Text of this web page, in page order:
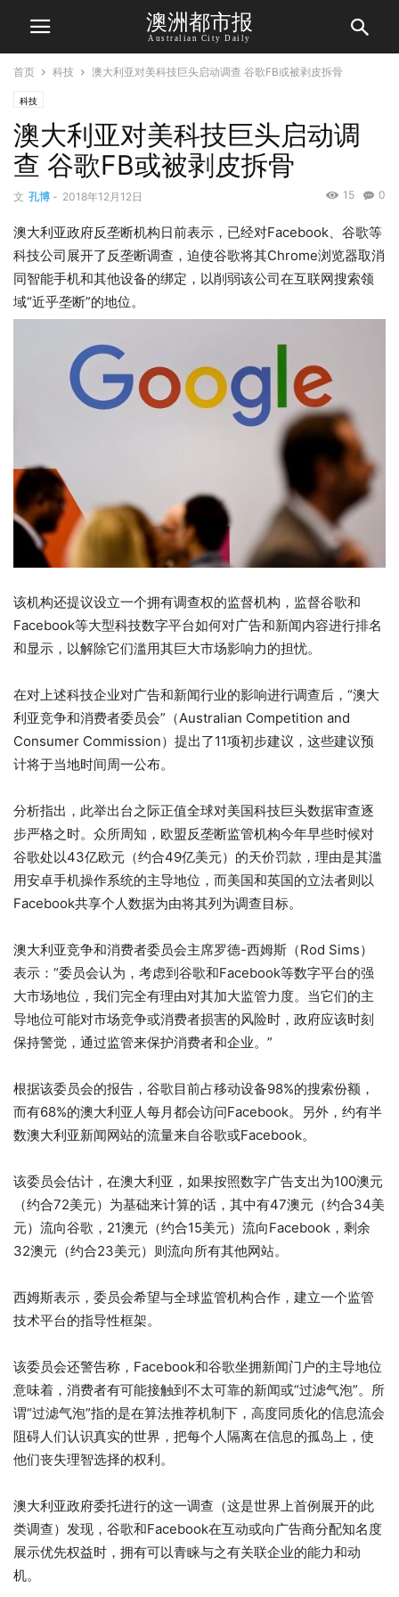
澳洲都市报
Australian City Daily
首页 科技 澳大利亚对美科技巨头启动调查 谷歌FB或被剥皮拆骨
科技
澳大利亚对美科技巨头启动调
查 谷歌FB或被剥皮拆骨
文 孔博 - 2018年12月12日 0
15
澳大利亚政府反垄断机构日前表示，已经对Facebook、谷歌等
科技公司展开了反垄断调查，迫使谷歌将其Chrome浏览器取消
同智能手机和其他设备的绑定，以削弱该公司在互联网搜索领
域“近乎垄断”的地位。
该机构还提议设立一个拥有调查权的监督机构，监督谷歌和
Facebook等大型科技数字平台如何对广告和新闻内容进行排名
和显示，以解除它们滥用其巨大市场影响力的担忧。
在对上述科技企业对广告和新闻行业的影响进行调查后，“澳大
利亚竞争和消费者委员会”（Australian Competition and
Consumer Commission）提出了11项初步建议，这些建议预
计将于当地时间周一公布。
分析指出，此举出台之际正值全球对美国科技巨头数据审查逐
步严格之时。众所周知，欧盟反垄断监管机构今年早些时候对
谷歌处以43亿欧元（约合49亿美元）的天价罚款，理由是其滥
用安卓手机操作系统的主导地位，而美国和英国的立法者则以
Facebook共享个人数据为由将其列为调查目标。
澳大利亚竞争和消费者委员会主席罗德-西姆斯（Rod Sims）
表示：“委员会认为，考虑到谷歌和Facebook等数字平台的强
大市场地位，我们完全有理由对其加大监管力度。当它们的主
导地位可能对市场竞争或消费者损害的风险时，政府应该时刻
保持警觉，通过监管来保护消费者和企业。”
根据该委员会的报告，谷歌目前占移动设备98%的搜索份额，
而有68%的澳大利亚人每月都会访问Facebook。另外，约有半
数澳大利亚新闻网站的流量来自谷歌或Facebook。
该委员会估计，在澳大利亚，如果按照数字广告支出为100澳元
（约合72美元）为基础来计算的话，其中有47澳元（约合34美
元）流向谷歌，21澳元（约合15美元）流向Facebook，剩余
32澳元（约合23美元）则流向所有其他网站。
西姆斯表示，委员会希望与全球监管机构合作，建立一个监管
技术平台的指导性框架。
该委员会还警告称，Facebook和谷歌坐拥新闻门户的主导地位
意味着，消费者有可能接触到不太可靠的新闻或“过滤气泡”。所
谓“过滤气泡”指的是在算法推荐机制下，高度同质化的信息流会
阻碍人们认识真实的世界，把每个人隔离在信息的孤岛上，使
他们丧失理智选择的权利。
澳大利亚政府委托进行的这一调查（这是世界上首例展开的此
类调查）发现，谷歌和Facebook在互动或向广告商分配知名度
展示优先权益时，拥有可以青睐与之有关联企业的能力和动
机。